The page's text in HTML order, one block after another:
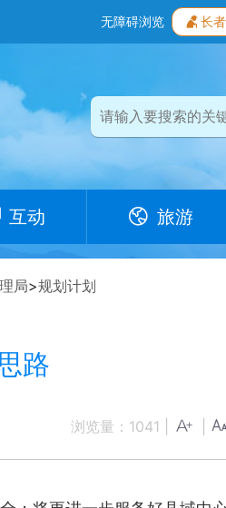
无障碍浏览 长
互动 旅游
局>规划计划
路
浏览量： 1041